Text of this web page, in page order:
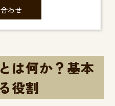
わせ
は何か？基本
役割